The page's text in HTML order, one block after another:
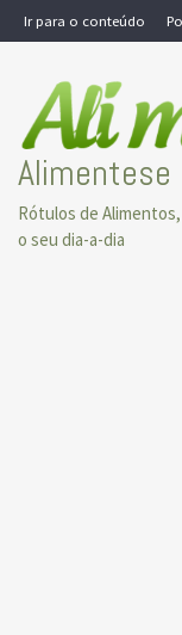
Skip
to
Ir para o conteúdo
Alimentese
Rótulos de
o seu dia-a-dia